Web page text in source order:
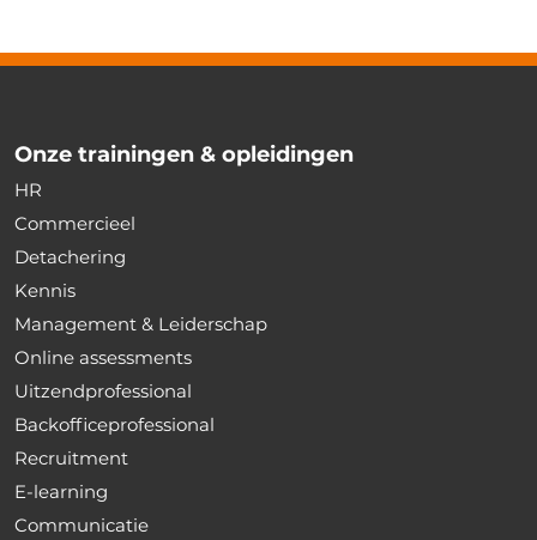
Onze trainingen & opleidingen
HR
Commercieel
Detachering
Kennis
Management & Leiderschap
Online assessments
Uitzendprofessional
Backofficeprofessional
Recruitment
E-learning
Communicatie